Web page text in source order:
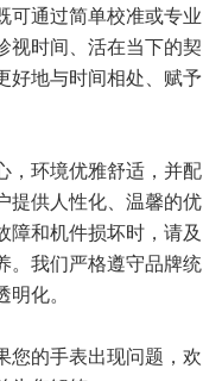
通过简单校准或专业
视时间、活在当下的契
好地与时间相处、赋予
环境优雅舒适，并配
提供人性化、温馨的优
障和机件损坏时，请及
。我们严格遵守品牌统
化。
的手表出现问题，欢